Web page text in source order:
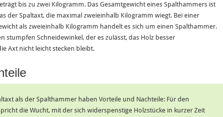
bis zu zwei Kilogramm. Das Gesamtgewicht eines Spalthammers ist
der Spaltaxt, die maximal zweieinhalb Kilogramm wiegt. Bei einer
als zweieinhalb Kilogramm handelt es sich um einen Spalthammer.
stumpfen Schneidewinkel, der es zulässt, das Holz besser
Axt nicht leicht stecken bleibt.
als der Spalthammer haben Vorteile und Nachteile: Für den
die Wucht, mit der sich widerspenstige Holzstücke in kurzer Zeit